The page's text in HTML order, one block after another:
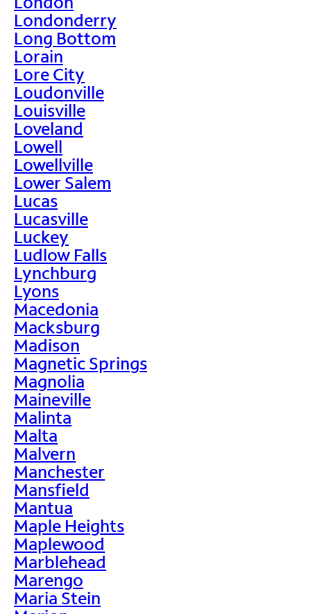
Londonderry
Long Bottom
Lorain
Lore City
Loudonville
Louisville
Loveland
Lowell
Lowellville
Lower Salem
Lucas
Lucasville
Luckey
Ludlow Falls
Lynchburg
Lyons
Macedonia
Macksburg
Madison
Magnetic Springs
Magnolia
Maineville
Malinta
Malta
Malvern
Manchester
Mansfield
Mantua
Maple Heights
Maplewood
Marblehead
Marengo
Maria Stein